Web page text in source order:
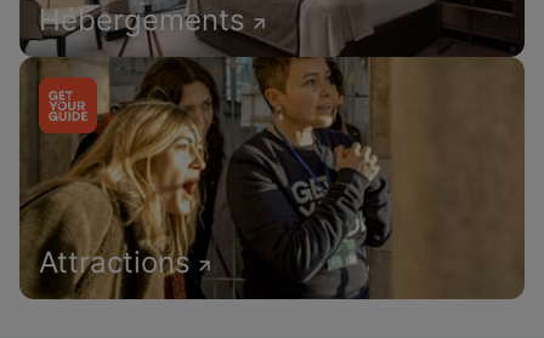
Hébergements
Attractions